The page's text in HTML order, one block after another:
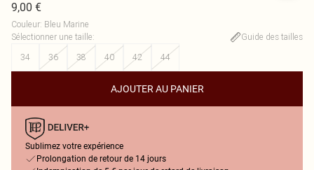
9,00 €
Couleur: Bleu Marine
Sélectionner une taille:
Guide des tailles
34
36 38 40 42 44
AJOUTER AU PANIER
Sublimez votre expérience
Prolongation de retour de 14 jours